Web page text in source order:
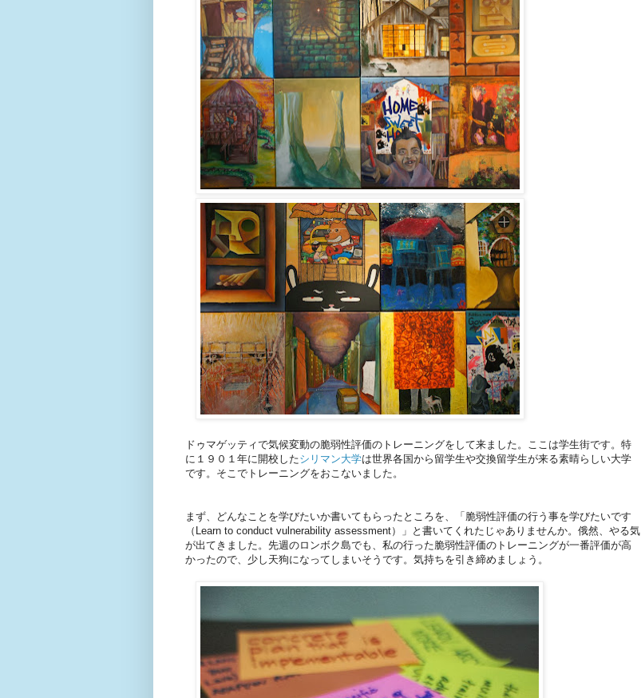
ドゥマゲッティで気候変動の脆弱性評価のトレーニングをして来ました。ここは学生街です。特
に１９０１年に開校したシリマン大学は世界各国から留学生や交換留学生が来る素晴らしい大学
です。そこでトレーニングをおこないました。
まず、どんなことを学びたいか書いてもらったところを、「脆弱性評価の行う事を学びたいです
（Learn to conduct vulnerability assessment）」と書いてくれたじゃありませんか。俄然、やる気
が出てきました。先週のロンボク島でも、私の行った脆弱性評価のトレーニングが一番評価が高
かったので、少し天狗になってしまいそうです。気持ちを引き締めましょう。